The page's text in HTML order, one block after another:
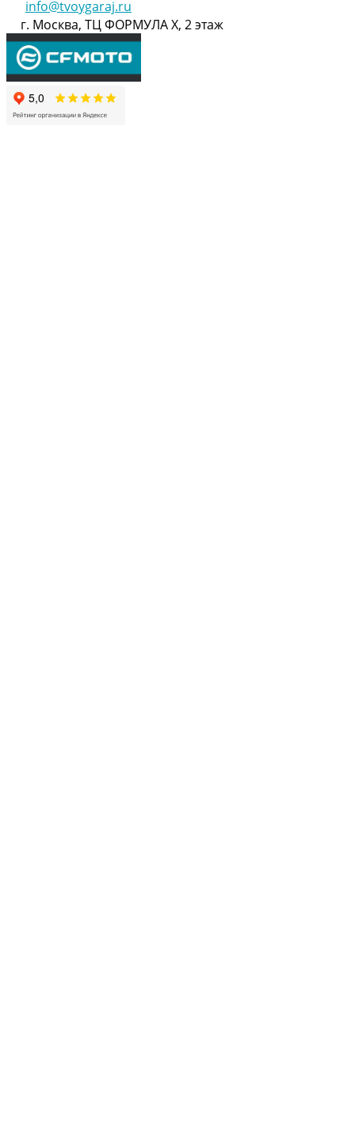
info@tvoygaraj.ru
г. Москва, ТЦ ФОРМУЛА Х, 2 этаж